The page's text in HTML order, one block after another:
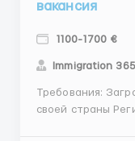
вакансия
1100-1700 €
Immigration 365
Требования: Загран паспорт Внутренний паспорт
своей страны